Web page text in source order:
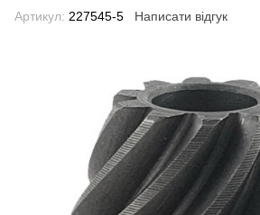
Артикул: 227545-5 Написати відгук